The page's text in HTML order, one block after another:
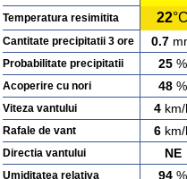
Temperatura resimitita 22°C
Cantitate precipitatii 3 ore 0.7
Probabilitate precipitatii 25 %
Acoperire cu nori 48 %
Viteza vantului 4km/
Rafale de vant 6km/
Directia vantului NE
Umiditatea relativa 94 %